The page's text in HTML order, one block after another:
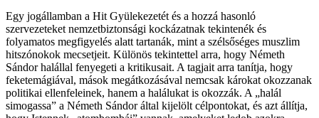
Egy jogállamban a Hit Gyülekezetét és a hozzá hasonló
szervezeteket nemzetbiztonsági kockázatnak tekintenék és
folyamatos megfigyelés alatt tartanák, mint a szélsőséges muszlim
hitszónokok mecsetjeit. Különös tekintettel arra, hogy Németh
Sándor halállal fenyegeti a kritikusait. A tagjait arra tanítja, hogy
feketemágiával, mások megátkozásával nemcsak károkat okozzanak
politikai ellenfeleinek, hanem a halálukat is okozzák. A „halál
simogassa” a Németh Sándor által kijelölt célpontokat, és azt állítja,